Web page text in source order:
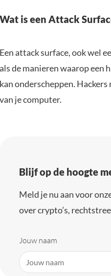
Wat is een Attack
Een attack surface, ook wel
als de manieren waarop een
kan onderscheppen.
van je computer.
Blijf op de hoogte
Meld je nu aan voor
over crypto’s,
Jouw naam